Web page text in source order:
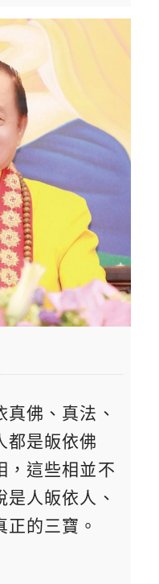
佛、真法、
都是皈依佛
，這些相並不
人皈依人、
的三寶。